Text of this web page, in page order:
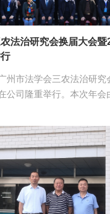
法治研究会换届大会
州市法学会三农法治研究
公司隆重举行。本次年会
广东江盛铭诚咨询服务
治研究所协办。来自广
外贸大学、广东技术师范
司、广州新华公司、广州
广东金桥百信律师事务所
所、广东国鼎律师事务所